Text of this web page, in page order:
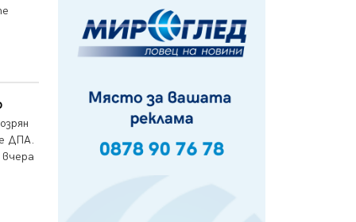
ДПА.
вчера
Да отговорим на жегите с филм
под звездите днес и утре
07.08.2026, 10:21
Първите крачки в помощ на
пенсионерите в Перник, вече са